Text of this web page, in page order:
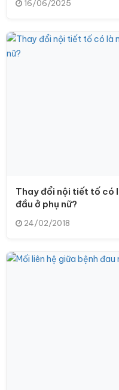
16/06/2025
Thay đổi nội tiết tố có
đầu ở phụ nữ?
24/02/2018